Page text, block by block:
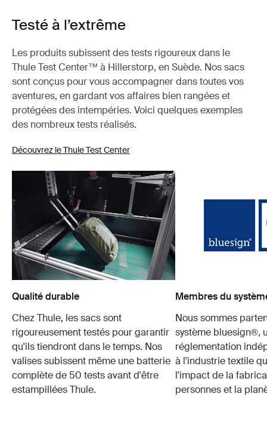
Testé à l’extrême
Les produits subissent des tests rigoureux dans le
Thule Test Center™ à Hillerstorp, en Suède. Nos sacs
sont conçus pour vous accompagner dans toutes vos
aventures, en gardant vos affaires bien rangées et
protégées des intempéries. Voici quelques exemples
des nombreux tests réalisés.
Découvrez le Thule Test Center
Qualité durable
Chez Thule, les sacs sont
rigoureusement testés pour garantir
qu'ils tiendront dans le temps. Nos
valises subissent même une batterie
complète de 50 tests avant d'être
estampillées Thule.
Membres du
Nous sommes
système bluesign®,
réglementation
à l'industrie textile
l'impact de la
personnes et la